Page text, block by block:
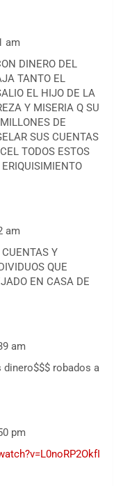
am
DINERO DEL
TANTO EL
EL HIJO DE LA
Y MISERIA Q SU
DE
SUS CUENTAS
TODOS ESTOS
am
Y
QUE
EN CASA DE
am
robados a
pm